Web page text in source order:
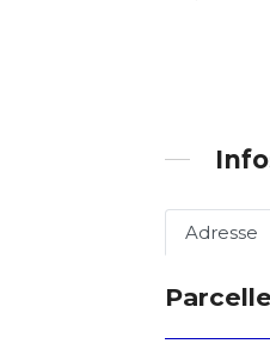
Adresse